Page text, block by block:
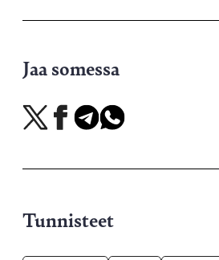
Jaa somessa
Jaa
X-
Jaa
Facebookissa
Jaa
Telegramissa
Jaa
WhatsAppissa
Tunnisteet